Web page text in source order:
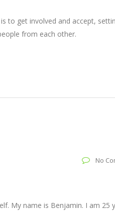
to get involved and accept,
from each other.
No
My name is Benjamin. I am 25